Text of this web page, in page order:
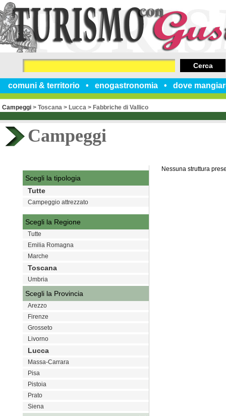
comuni & territorio enogastronomia dove
Cerca
Campeggi > Toscana > Lucca > Fabbriche di Vallico
Campeggi
Nessuna struttura
Scegli la tipologia
Tutte
Campeggio attrezzato
Scegli la Regione
Tutte
Emilia Romagna
Marche
Toscana
Umbria
Scegli la Provincia
Arezzo
Firenze
Grosseto
Livorno
Lucca
Massa-Carrara
Pisa
Pistoia
Prato
Siena